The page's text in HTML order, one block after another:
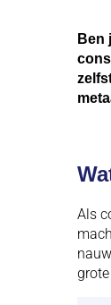
Ben
Als